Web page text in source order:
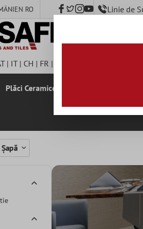
RO Linie de
| IT| CH | FR |
Plăci Ceramice Pentru Pereti
Șapă